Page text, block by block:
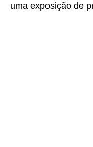
uma exposição de